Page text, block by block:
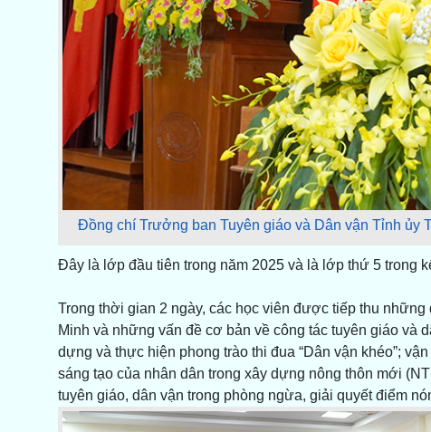
Đồng chí Trưởng ban Tuyên giáo và Dân vận Tỉnh
Đây là lớp đầu tiên trong năm 2025 và là lớp thứ 5 trong
Trong thời gian 2 ngày, các học viên được tiếp thu
Minh và những vấn đề cơ bản về công tác tuyên giáo và
dựng và thực hiện phong trào thi đua “Dân vận khéo”;
sáng tạo của nhân dân trong xây dựng nông thôn mới
tuyên giáo, dân vận trong phòng ngừa, giải quyết điểm